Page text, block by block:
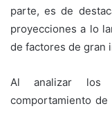
parte, es de
proyecciones a lo
de factores de gran
Al analizar los
comportamiento